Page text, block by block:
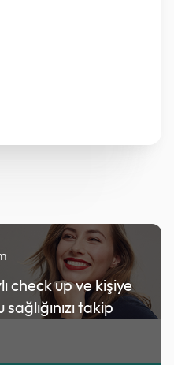
check up ve kişiye
takip